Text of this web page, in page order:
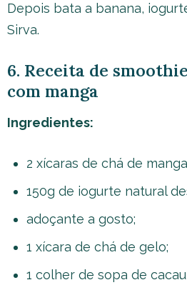
Depois bata a banana,
Sirva.
6. Receita de
com manga
Ingredientes:
2 xícaras de chá de
150g de iogurte natural
adoçante a gosto;
1 xícara de chá de gelo;
1 colher de sopa de